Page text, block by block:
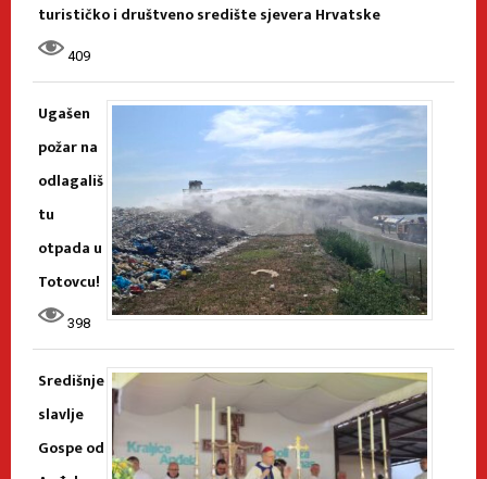
turističko i društveno središte sjevera Hrvatske
409
Ugašen
požar na
odlagališ
tu
otpada u
Totovcu!
398
Središnje
slavlje
Gospe od